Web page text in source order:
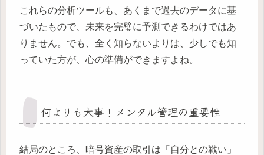
これらの分析ツールも、あくまで過去のデータに基
づいたもので、未来を完璧に予測できるわけではあ
りません。でも、全く知らないよりは、少しでも知
っていた方が、心の準備ができますよね。
何よりも大事！メンタル管理の重要性
結局のところ、暗号資産の取引は「自分との戦い」